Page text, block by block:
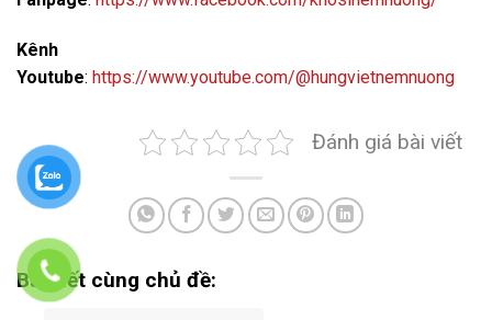
Kênh
Youtube: https://www.youtube.com/@hungvietnemnuong
Đánh giá bài viết
Bài viết cùng chủ đề: